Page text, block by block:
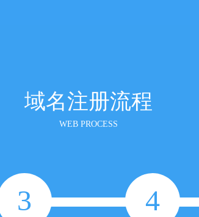
域名注册流程
WEB PROCESS
3 4